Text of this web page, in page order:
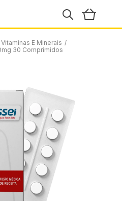
Vitaminas E Minerais /
30 Comprimidos